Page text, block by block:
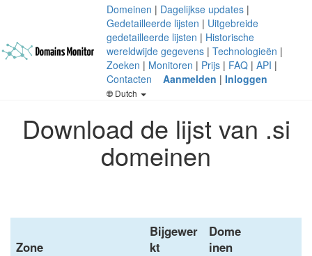
Domeinen | Dagelijkse updates |
Gedetailleerde lijsten | Uitgebreide
gedetailleerde lijsten | Historische
wereldwijde gegevens | Technologieën |
Zoeken | Monitoren | Prijs | FAQ | API |
Contacten
Aanmelden | Inloggen
Dutch
Download de lijst van .si
domeinen
Zone
Bijgewer
kt
Dome
inen